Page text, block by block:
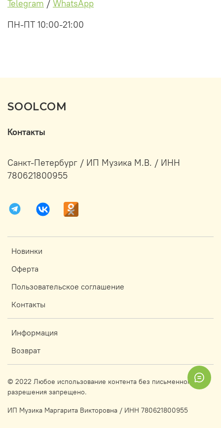
Telegram / WhatsApp
ПН-ПТ 10:00-21:00
SOOLCOM
Новинки
Оферта
Пользовательское соглашение
Контакты
Информация
Возврат
Контакты
Санкт-Петербург / ИП Музика М.В. / ИНН
780621800955
© 2022 Любое использование контента без письменного
разрешения запрещено.
ИП Музика Маргарита Викторовна / ИНН 780621800955